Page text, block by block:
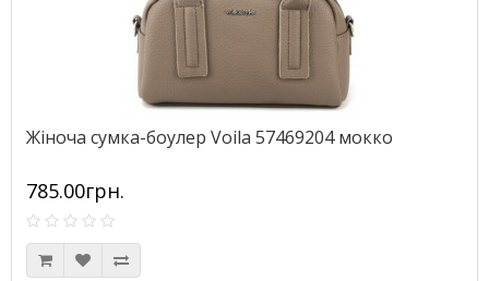
Жіноча сумка-боулер Voila 57469204 мокко
785.00грн.